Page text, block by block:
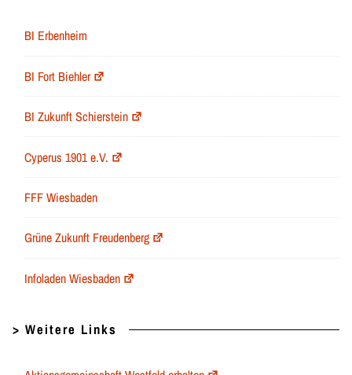
BI Erbenheim
BI Fort Biehler
BI Zukunft Schierstein
Cyperus 1901 e.V.
FFF Wiesbaden
Grüne Zukunft Freudenberg
Infoladen Wiesbaden
> Weitere Links